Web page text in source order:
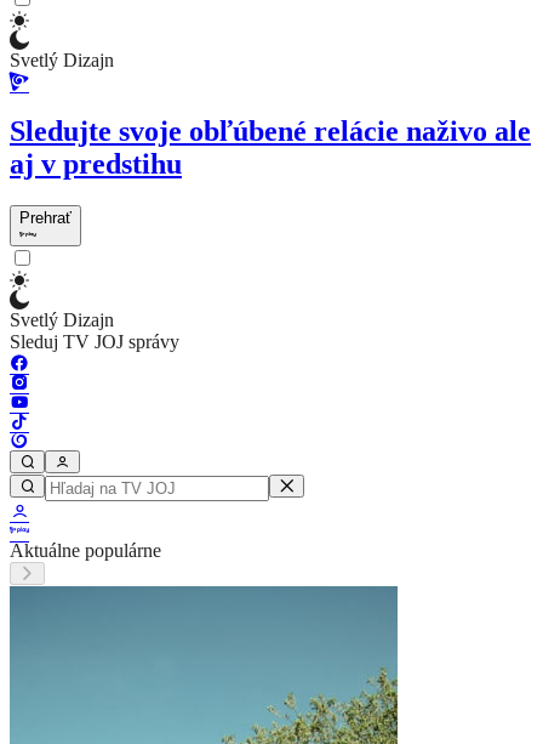
Svetlý Dizajn
Sledujte svoje obľúbené relácie naživo ale
aj v predstihu
Prehrať
Svetlý Dizajn
Sleduj TV JOJ správy
Aktuálne populárne